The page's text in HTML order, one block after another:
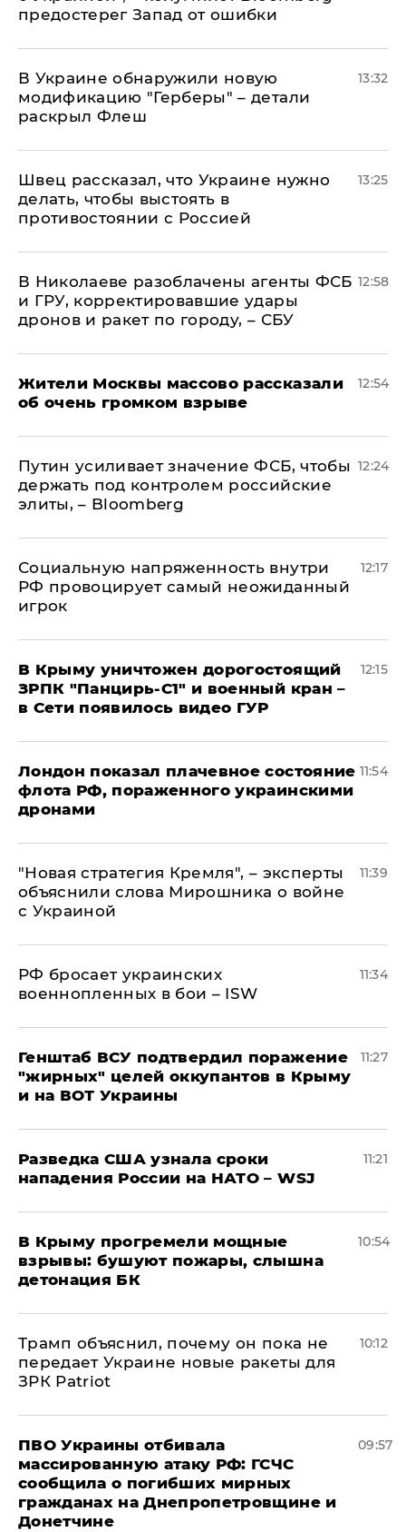
предостерег Запад от ошибки
В Украине обнаружили новую
модификацию "Герберы" – детали
раскрыл Флеш
13:32
Швец рассказал, что Украине нужно
делать, чтобы выстоять в
противостоянии с Россией
13:25
В Николаеве разоблачены агенты ФСБ
и ГРУ, корректировавшие удары
дронов и ракет по городу, – СБУ
12:58
Жители Москвы массово рассказали
об очень громком взрыве
12:54
Путин усиливает значение ФСБ, чтобы
держать под контролем российские
элиты, – Bloomberg
12:24
Социальную напряженность внутри
РФ провоцирует самый неожиданный
игрок
12:17
В Крыму уничтожен дорогостоящий
ЗРПК "Панцирь-С1" и военный кран –
в Сети появилось видео ГУР
12:15
Лондон показал плачевное состояние
флота РФ, пораженного украинскими
дронами
11:54
"Новая стратегия Кремля", – эксперты
объяснили слова Мирошника о войне
с Украиной
11:39
РФ бросает украинских
военнопленных в бои – ISW
11:34
Генштаб ВСУ подтвердил поражение
"жирных" целей оккупантов в Крыму
и на ВОТ Украины
11:27
Разведка США узнала сроки
нападения России на НАТО – WSJ
11:21
В Крыму прогремели мощные
взрывы: бушуют пожары, слышна
детонация БК
10:54
Трамп объяснил, почему он пока не
передает Украине новые ракеты для
ЗРК Patriot
10:12
ПВО Украины отбивала
массированную атаку РФ: ГСЧС
сообщила о погибших мирных
гражданах на Днепропетровщине и
Донетчине
09:57